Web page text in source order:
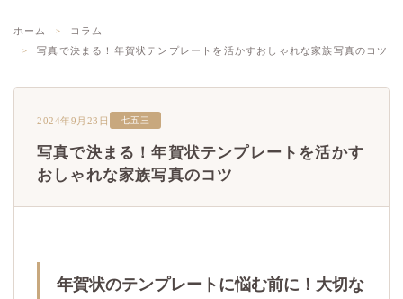
ホーム
コラム
写真で決まる！年賀状テンプレートを活かすおしゃれな家族写真のコツ
2024年9月23日 七五三
写真で決まる！年賀状テンプレートを活かす
おしゃれな家族写真のコツ
年賀状のテンプレートに悩む前に！大切な